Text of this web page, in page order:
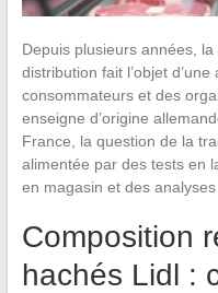
Depuis plusieurs années,
distribution fait l’objet
consommateurs et des
enseigne d’origine
France, la question de la
alimentée par des tests en
en magasin et des
Composition
hachés Lidl :